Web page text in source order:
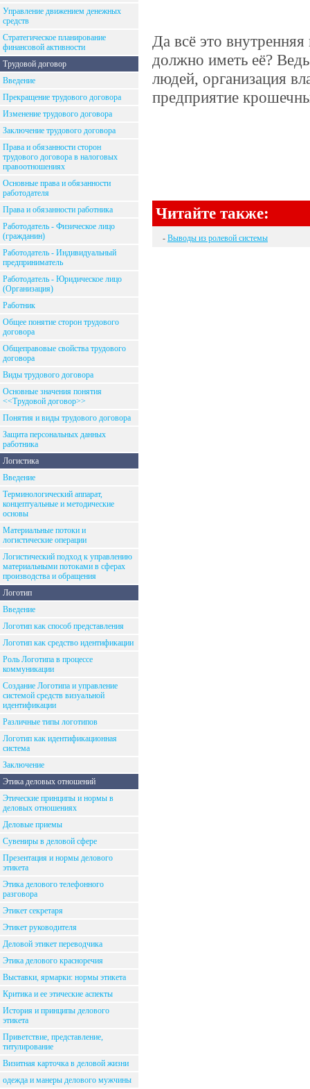
Управление движением денежных
средств
Стратегическое планирование
финансовой активности
Трудовой договор
Введение
Прекращение трудового договора
Изменение трудового договора
Заключение трудового договора
Права и обязанности сторон
трудового договора в налоговых
правоотношениях
Основные права и обязанности
работодателя
Права и обязанности работника
Работодатель - Физическое лицо
(гражданин)
Работодатель - Индивидуальный
предприниматель
Работодатель - Юридическое лицо
(Организация)
Работник
Общее понятие сторон трудового
договора
Общеправовые свойства трудового
договора
Виды трудового договора
Основные значения понятия
<<Трудовой договор>>
Понятия и виды трудового договора
Защита персональных данных
работника
Логистика
Введение
Терминологический аппарат,
концептуальные и методические
основы
Материальные потоки и
логистические операции
Логистический подход к управлению
материальными потоками в сферах
производства и обращения
Логотип
Введение
Логотип как способ представления
Логотип как средство идентификации
Роль Логотипа в процессе
коммуникации
Создание Логотипа и управление
системой средств визуальной
идентификации
Различные типы логотипов
Логотип как идентификационная
система
Заключение
Этика деловых отношений
Этические принципы и нормы в
деловых отношениях
Деловые приемы
Сувениры в деловой сфере
Презентация и нормы делового
этикета
Этика делового телефонного
разговора
Этикет секретаря
Этикет руководителя
Деловой этикет переводчика
Этика делового красноречия
Выставки, ярмарки: нормы этикета
Критика и ее этические аспекты
История и принципы делового
этикета
Приветствие, представление,
титулирование
Визитная карточка в деловой жизни
одежда и манеры делового мужчины
Да всё это
должно иметь её?
людей, организация
предприятие
Читайте также:
- Выводы из ролевой системы